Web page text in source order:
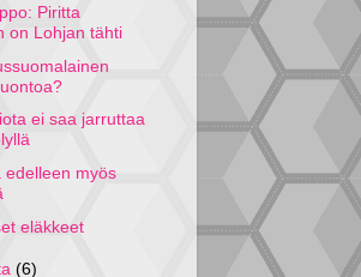
Piritta
on Lohjan tähti
ei saa jarruttaa
edelleen myös
eläkkeet
(6)